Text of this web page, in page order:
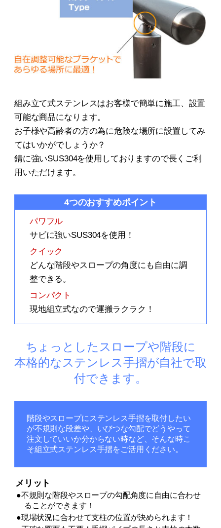
組み立て式ステンレスはお客様で簡単に施工、設置
可能な商品になります。
お子様や高齢者の方の為に危険な場所に設置してみ
てはいかがでしょうか？
錆に強いSUS304を使用しておりますので長くご利
用いただけます。
4つのおすすめポイント
パワフル
サビに強いSUS304を使用！
クイック
どんな階段やスロープの角度にも自由に調
整できる。
コンパクト
現地組立式なので運搬ラクラク！
ちょっとしたスロープや階段に
本格的なステンレス手摺が自社で取
付できます。
階段やスロープにステンレス手摺を取付したい
が不規則な段差や、いびつな勾配でどうやって
注文していいか分からない時など、そんな時こ
そ組立式ステンレス手摺をご活用ください。
メリット
●不規則な階段やスロープの勾配角度に自由に合わせ
ることができます！
●現場状況に合わせて支柱の位置が決められます！